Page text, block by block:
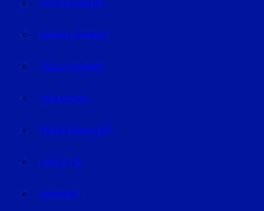
AUTO & VERKEHR
BAUEN & WOHNEN
GELD & FINANZEN
GESUNDHEIT
REISE & ERHOLUNG
LIFE-STYLE
KARRIERE